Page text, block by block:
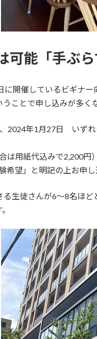
可能「手ぶら
開催しているビギナ
ことで申し込みが多く
2024年1月27日 いず
は用紙代込みで2,200円）
希望」と明記の上お申し
る生徒さんが6～8名ほ